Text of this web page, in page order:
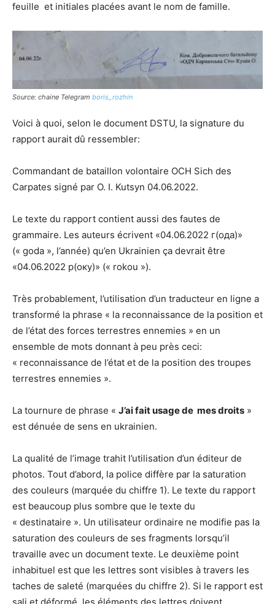
feuille et initiales placées avant le nom de famille.
Source: chaine Telegram boris_rozhin
Voici à quoi, selon le document DSTU, la signature du
rapport aurait dû ressembler:
Commandant de bataillon volontaire OCH Sich des
Carpates signé par O. I. Kutsyn 04.06.2022.
Le texte du rapport contient aussi des fautes de
grammaire. Les auteurs écrivent «04.06.2022 г(ода)»
(« goda », l’année) qu’en Ukrainien ça devrait être
«04.06.2022 р(оку)» (« rokou »).
Très probablement, l’utilisation d’un traducteur en ligne a
transformé la phrase « la reconnaissance de la position et
de l’état des forces terrestres ennemies » en un
ensemble de mots donnant à peu près ceci:
« reconnaissance de l’état et de la position des troupes
terrestres ennemies ».
La tournure de phrase « J’ai fait usage de mes droits »
est dénuée de sens en ukrainien.
La qualité de l’image trahit l’utilisation d’un éditeur de
photos. Tout d’abord, la police diffère par la saturation
des couleurs (marquée du chiffre 1). Le texte du rapport
est beaucoup plus sombre que le texte du
« destinataire ». Un utilisateur ordinaire ne modifie pas la
saturation des couleurs de ses fragments lorsqu’il
travaille avec un document texte. Le deuxième point
inhabituel est que les lettres sont visibles à travers les
taches de saleté (marquées du chiffre 2). Si le rapport est